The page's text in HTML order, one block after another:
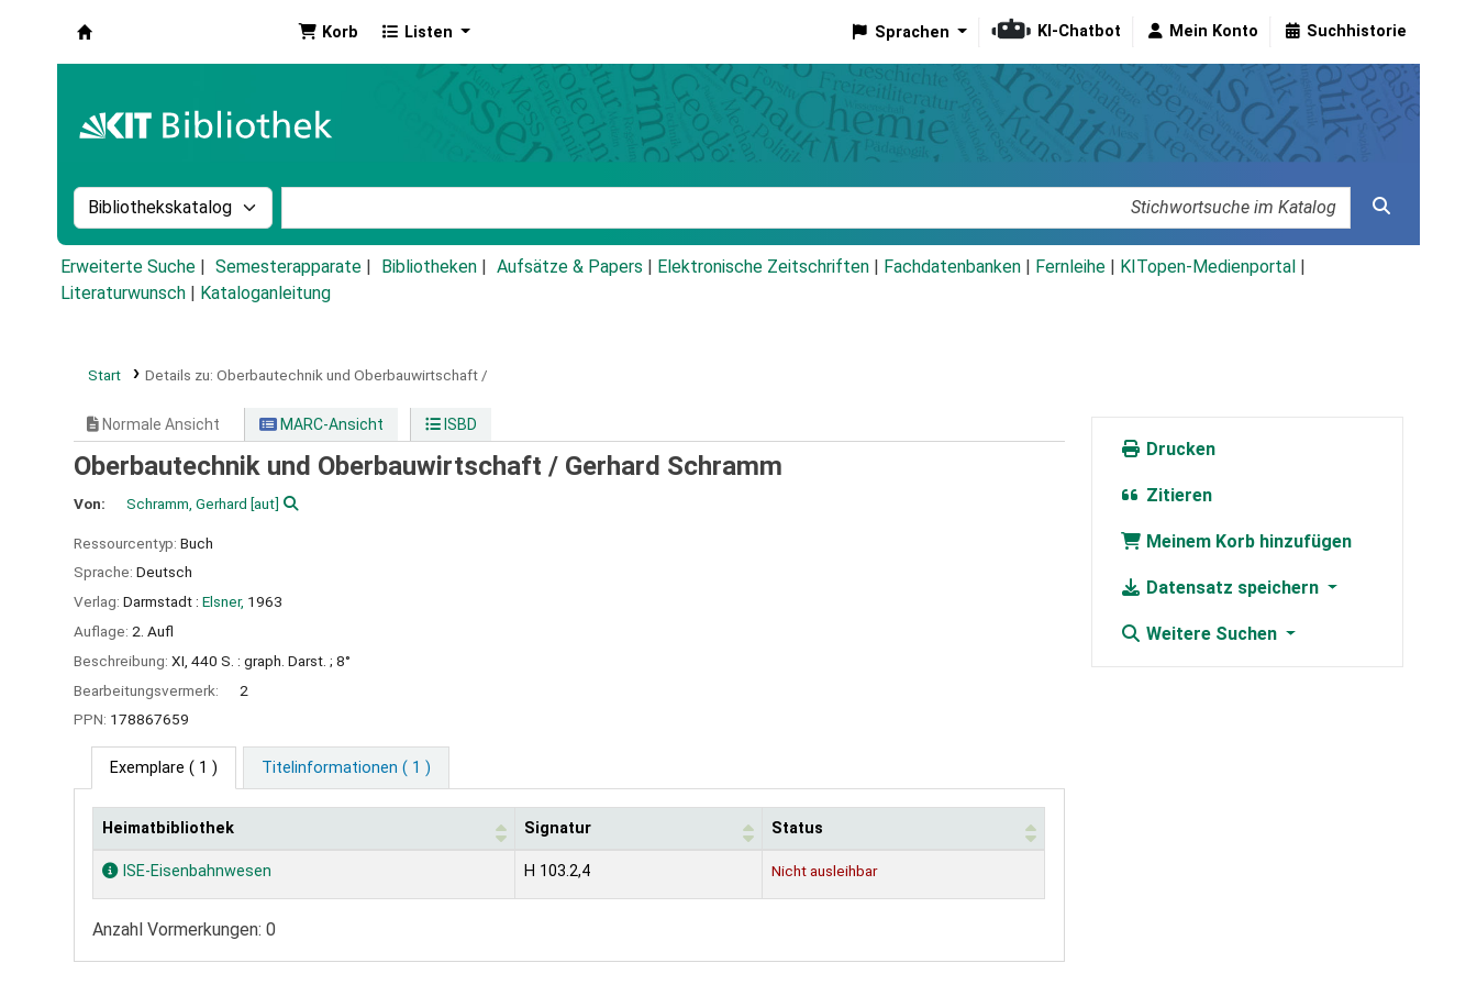
Korb Listen Sprachen KI-Chatbot Mein Konto Suchhistorie
Suche im Katalog nach:
Erweiterte Suche Semesterapparate Bibliotheken Aufsätze & Papers Elektronische Zeitschriften Fachdatenbanken Fernleihe KITopen-Medienportal
Literaturwunsch
Kataloganleitung
Start Details zu: Oberbautechnik und Oberbauwirtschaft /
Normale Ansicht MARC-Ansicht ISBD
Oberbautechnik und Oberbauwirtschaft / Gerhard Schramm
Von: Schramm, Gerhard [aut]
Ressourcentyp: Buch
Sprache: Deutsch
Verlag: Darmstadt : Elsner, 1963
Auflage: 2. Aufl
Beschreibung: XI, 440 S. : graph. Darst. ; 8°
Bearbeitungsvermerk:
2
PPN: 178867659
Exemplare ( 1 ) Titelinformationen ( 1 )
Exemplare
Heimatbibliothek Signatur Status
ISE-Eisenbahnwesen H 103.2,4 Nicht ausleihbar
Anzahl Vormerkungen: 0
Drucken
Zitieren
Meinem Korb hinzufügen
Datensatz speichern
Weitere Suchen